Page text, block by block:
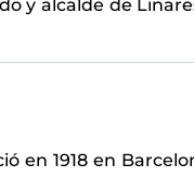
y alcalde de
en 1918 en